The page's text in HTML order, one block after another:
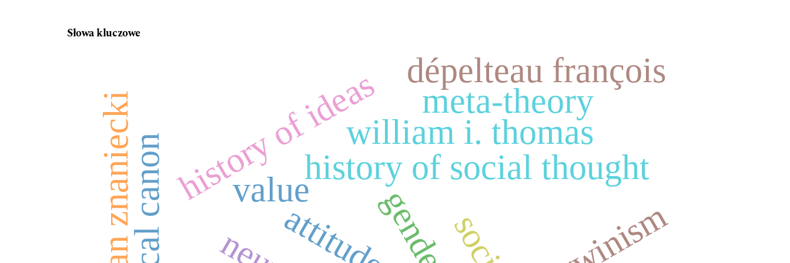
Słowa kluczowe
history of social thought
history of ideas
florian znaniecki gender
william i. thomas
value
attitude
meta-theory
dépelteau françois